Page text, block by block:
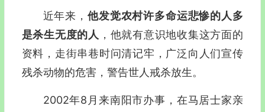
近年来， 他发觉农村许多命运悲惨的人多
是杀生无度的人 ，他就有意识地收集这方面的
资料，走街串巷时问清记牢，广泛向人们宣传
残杀动物的危害，警告世人戒杀放生。
2002年8月来南阳市办事，在马居士家亲